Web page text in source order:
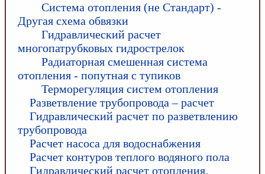
Система отопления (не Стандарт) -
Другая схема обвязки
Гидравлический расчет
многопатрубковых гидрострелок
Радиаторная смешенная система
отопления - попутная с тупиков
Терморегуляция систем отопления
Разветвление трубопровода – расчет
Гидравлический расчет по разветвлению
трубопровода
Расчет насоса для водоснабжения
Расчет контуров теплого водяного пола
Гидравлический расчет отопления.